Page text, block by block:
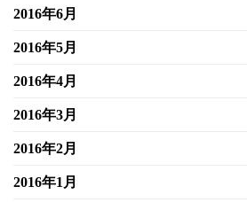
2016年6月
2016年5月
2016年4月
2016年3月
2016年2月
2016年1月